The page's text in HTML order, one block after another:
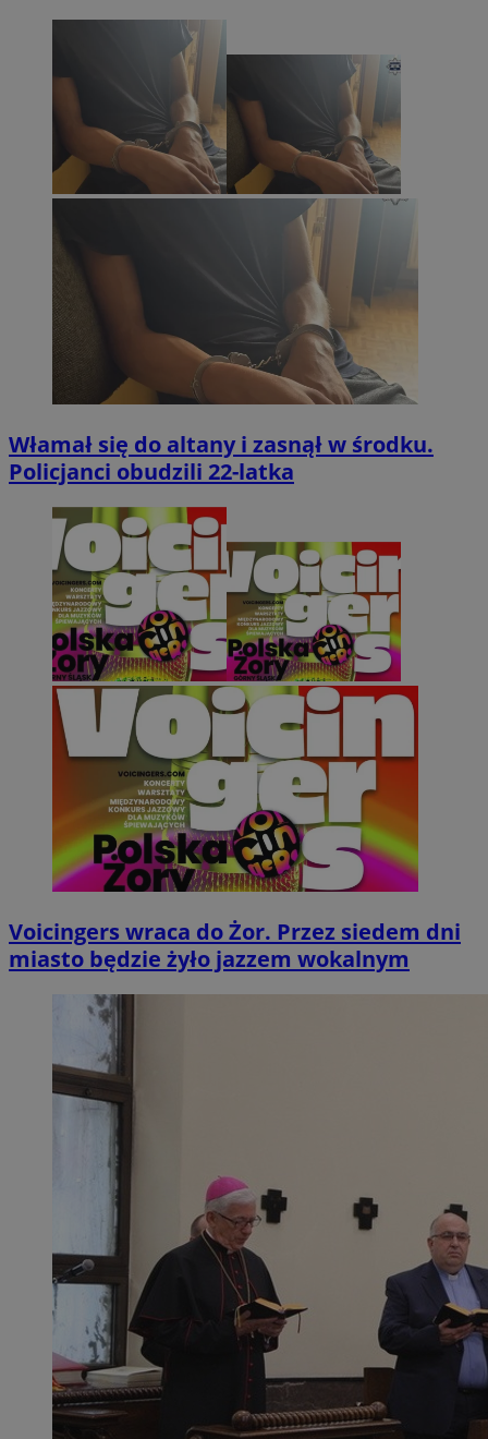
Włamał się do altany i zasnął w środku.
Policjanci obudzili 22-latka
Voicingers wraca do Żor. Przez siedem dni
miasto będzie żyło jazzem wokalnym